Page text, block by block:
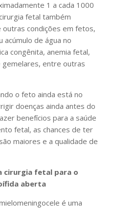
1 a cada 1000
fetal também
condições em fetos,
acúmulo de água no
congênita, anemia fetal,
entre outras
o feto ainda está no
doenças ainda antes do
benefícios para a saúde
fetal, as chances de ter
maiores e a qualidade de
cirurgia fetal para o
aberta
é uma